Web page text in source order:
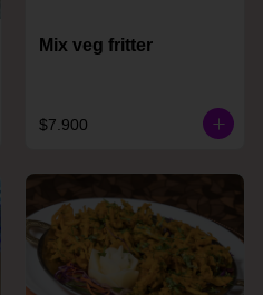
Mix veg fritter
$7.900